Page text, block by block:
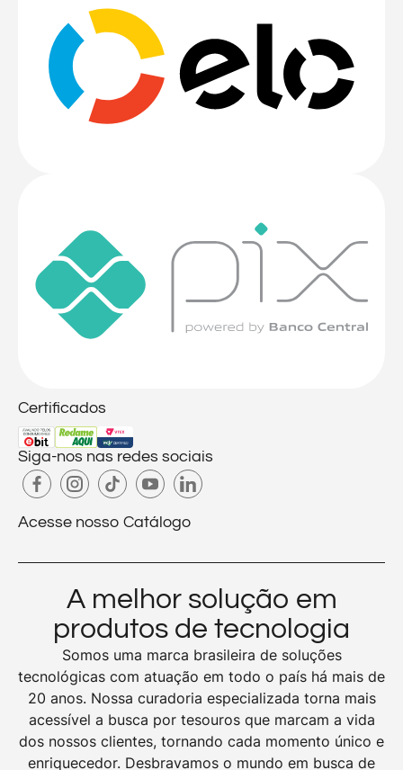
Certificados
Siga-nos nas redes sociais
Acesse nosso Catálogo
A melhor solução em
produtos de tecnologia
Somos uma marca brasileira de soluções
tecnológicas com atuação em todo o país há mais de
20 anos. Nossa curadoria especializada torna mais
acessível a busca por tesouros que marcam a vida
dos nossos clientes, tornando cada momento único e
enriquecedor. Desbravamos o mundo em busca de